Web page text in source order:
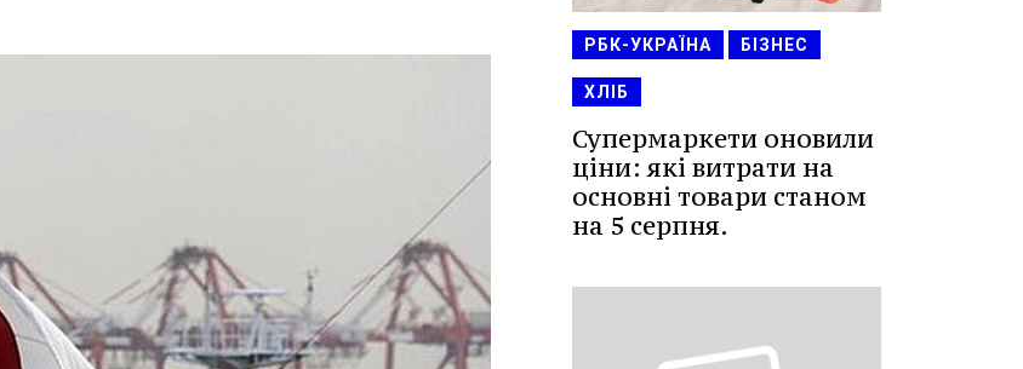
РБК-УКРАЇНА БІЗНЕС
ХЛІБ
Супермаркети оновили
ціни: які витрати на
основні товари станом
на 5 серпня.